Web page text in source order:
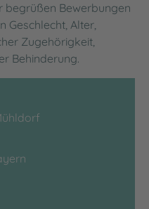
begrüßen Bewerbungen
Geschlecht, Alter,
Zugehörigkeit,
Behinderung.